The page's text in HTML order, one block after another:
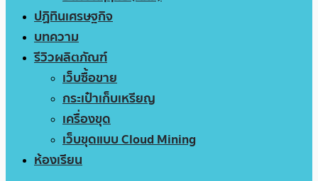
ปฏิทินเศรษฐกิจ
บทความ
รีวิวผลิตภัณฑ์
เว็บซื้อขาย
กระเป๋าเก็บเหรียญ
เครื่องขุด
เว็บขุดแบบ Cloud Mining
ห้องเรียน